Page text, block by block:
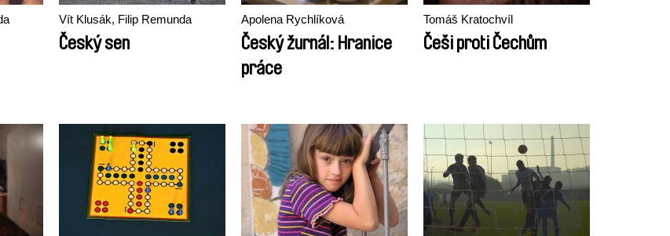
Vít Klusák, Filip Remunda
Český sen
Apolena Rychlíková
Český žurnál: Hranice
práce
Tomáš Kratochvíl
Češi proti Čechům